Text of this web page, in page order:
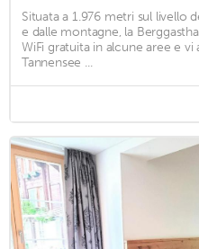
Situata a 1.976 metri sul livello
e dalle montagne, la
WiFi gratuita in alcune aree e
Tannensee ...